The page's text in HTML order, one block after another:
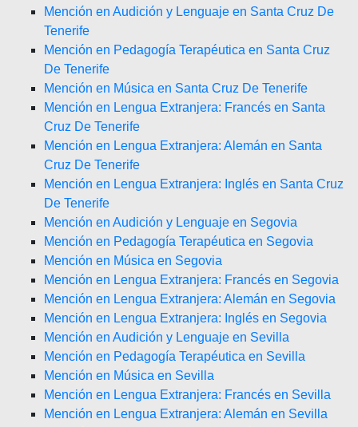
Mención en Audición y Lenguaje en Santa Cruz De
Tenerife
Mención en Pedagogía Terapéutica en Santa Cruz
De Tenerife
Mención en Música en Santa Cruz De Tenerife
Mención en Lengua Extranjera: Francés en Santa
Cruz De Tenerife
Mención en Lengua Extranjera: Alemán en Santa
Cruz De Tenerife
Mención en Lengua Extranjera: Inglés en Santa Cruz
De Tenerife
Mención en Audición y Lenguaje en Segovia
Mención en Pedagogía Terapéutica en Segovia
Mención en Música en Segovia
Mención en Lengua Extranjera: Francés en Segovia
Mención en Lengua Extranjera: Alemán en Segovia
Mención en Lengua Extranjera: Inglés en Segovia
Mención en Audición y Lenguaje en Sevilla
Mención en Pedagogía Terapéutica en Sevilla
Mención en Música en Sevilla
Mención en Lengua Extranjera: Francés en Sevilla
Mención en Lengua Extranjera: Alemán en Sevilla